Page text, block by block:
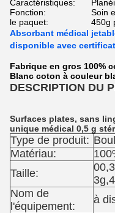
Caractéristiques:
Fonction:
Soin
le paquet:
450g
Absorbant médical
disponible avec certificat
Fabrique en gros 100%
Blanc coton à couleur
DESCRIPTION DU
Surfaces plates, sans
unique médical 0,5 g
Type de produit:
Matériau:
Taille:
Nom de
l'équipement:
à